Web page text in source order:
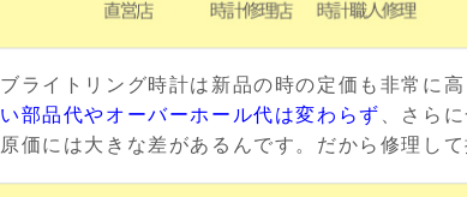
ブライトリング時計は新品の時の定価も非常に高
い部品代やオーバーホール代は変わらず
、さら
原価には大きな差があるんです。だから修理し